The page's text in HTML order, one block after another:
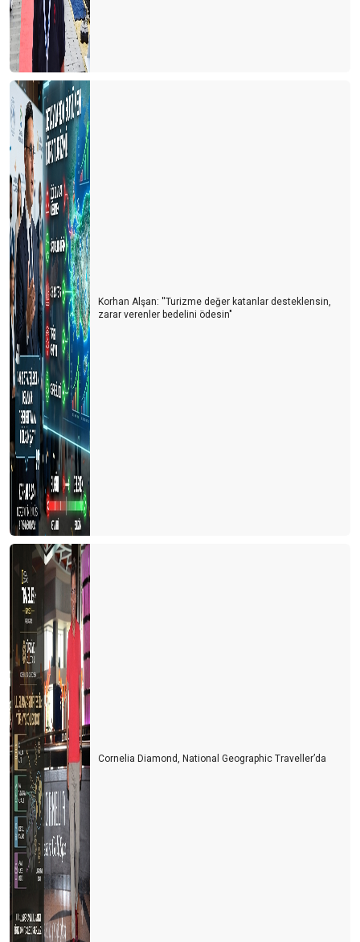
Korhan Alşan: ''Turizme değer katanlar desteklensin,
zarar verenler bedelini ödesin"
Cornelia Diamond, National Geographic Traveller’da